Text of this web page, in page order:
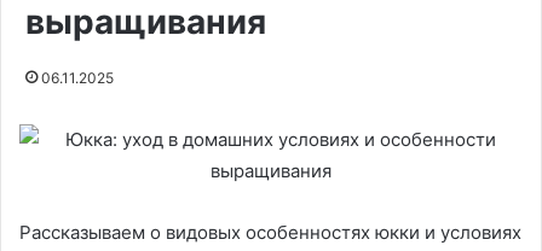
выращивания
06.11.2025
Рассказываем о видовых особенностях юкки и условиях